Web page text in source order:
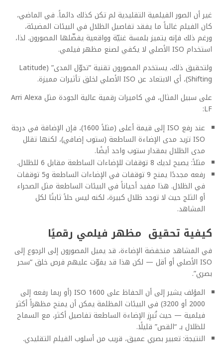
غير أن الصور الفيلمية التقليدية لم تكن كذلك دائماً. في الماضي،
كان الفيلم غالباً ما يفقد تفاصيل الظلال في البيئات المضيئة،
ورغم ذلك فإنه يتميز بلمسة غنيّة وواقعية يفضّلها المصورون. لذا،
استخدام ISO الأصلي لا يكفي لصنع مظهر فيلمي.
ولتحقيق ذلك، يستخدم المصورون تقنية “تحوّل المدى” (Latitude
Shifting)، أي الابتعاد عن ISO الأصلي لخلق تأثيرات مميزة.
على سبيل المثال، في كاميرات رقمية عالية الجودة مثل Arri Alexa
LF:
عند رفع ISO إلى قيمة أعلى (مثلاً 1600)، فإن الإضافة في درجة
ISO تزيد مدى الإضاءة الساطعة (ستوب إضافي)، لكنها تقلل
مدى الظلال بمقدار ستوب واحد أيضًا.
مثلاً: يصبح لديك 8 توقفات للإضاءات الساطعة مقابل 6 للظلال.
رفعه مجددًا يمنح 9 توقفات في الإضاءات الساطعة و5 توقفات
في الظلال. هذا مفيد أحياناً في البيئات الساطعة مثل الصحراء
أو الثلج حيث لا توجد ظلال كبيرة، لكنه ليس حلاً ثابتًا لكل
المشاهد.
كيفية تحقيق مظهر فيلمي رقميًا
في المشاهد منخفضة الإضاءة، قد يميل المصورون إلى الرجوع إلى
ISO الأصلي أو أقل — لكن هذا قد يفوّت عليهم فرص خلق “سحر
بصري”.
المؤلف يشير إلى أن الحفاظ على ISO 1600 (أو ربما رفعه إلى
2000 أو 3200) في البيئات المظلمة يمكن أن يمنح مظهراً أكثر
فيلمية — حيث تُبرِز الإضاءة الساطعة تفاصيل أكثر، مع السماح
للظلال بـ “القص” قليلًا.
النتيجة: تعبير بصري عميق، قريب من أسلوب الفيلم التقليدي.